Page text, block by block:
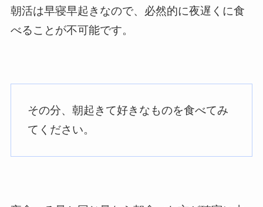
朝活は早寝早起きなので、必然的に夜遅くに食
べることが不可能です。
その分、朝起きて好きなものを食べてみ
てください。